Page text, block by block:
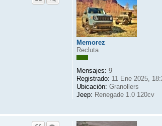
Memorez
Recluta
Mensajes: 9
Registrado: 11 Ene 2025,
Ubicación: Granollers
Jeep: Renegade 1.0 120cv